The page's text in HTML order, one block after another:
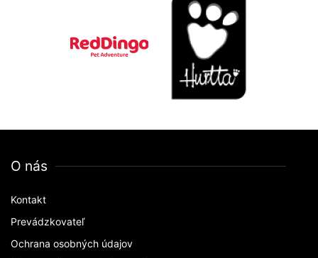
O nás
Kontakt
Prevádzkovateľ
Ochrana osobných údajov